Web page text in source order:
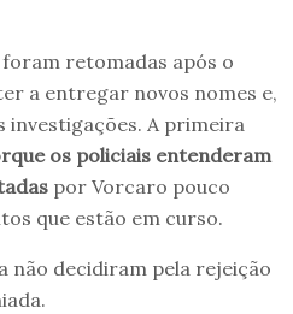
retomadas após o
a entregar novos nomes e,
investigações. A primeira
os policiais entenderam
por Vorcaro pouco
que estão em curso.
não decidiram pela rejeição